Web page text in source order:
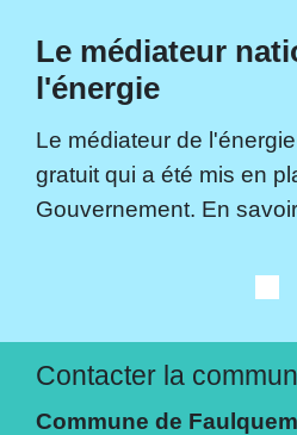
Le médiateur
l'énergie
Le médiateur de
gratuit qui a été mis en
Gouvernement. En
Contacter la
Commune de